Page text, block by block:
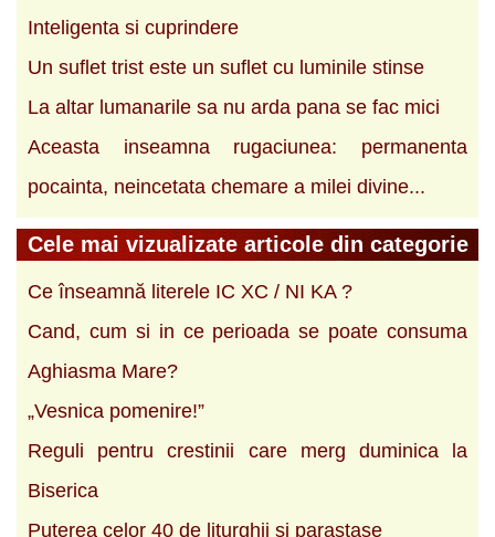
Inteligenta si cuprindere
Un suflet trist este un suflet cu luminile stinse
La altar lumanarile sa nu arda pana se fac mici
Aceasta inseamna rugaciunea: permanenta
pocainta, neincetata chemare a milei divine...
Cele mai vizualizate articole din categorie
Ce înseamnă literele IC XC / NI KA ?
Cand, cum si in ce perioada se poate consuma
Aghiasma Mare?
„Vesnica pomenire!”
Reguli pentru crestinii care merg duminica la
Biserica
Puterea celor 40 de liturghii si parastase